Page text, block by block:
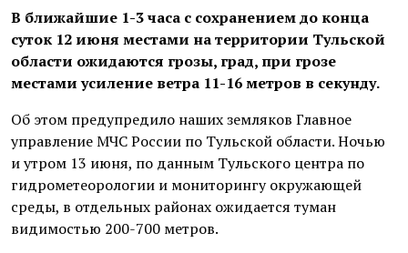
В ближайшие 1-3 часа с сохранением до конца
суток 12 июня местами на территории Тульской
области ожидаются грозы, град, при грозе
местами усиление ветра 11-16 метров в секунду.
Об этом предупредило наших земляков Главное
управление МЧС России по Тульской области. Ночью
и утром 13 июня, по данным Тульского центра по
гидрометеорологии и мониторингу окружающей
среды, в отдельных районах ожидается туман
видимостью 200-700 метров.